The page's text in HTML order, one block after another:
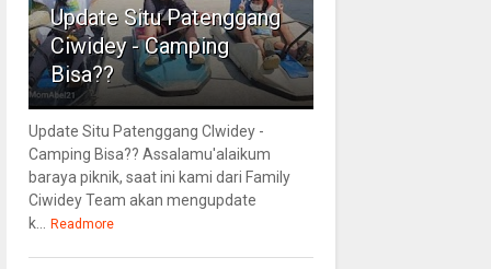
Update Situ Patenggang
Ciwidey - Camping
Bisa??
Update Situ Patenggang CIwidey -
Camping Bisa?? Assalamu'alaikum
baraya piknik, saat ini kami dari Family
Ciwidey Team akan mengupdate
k...
Readmore